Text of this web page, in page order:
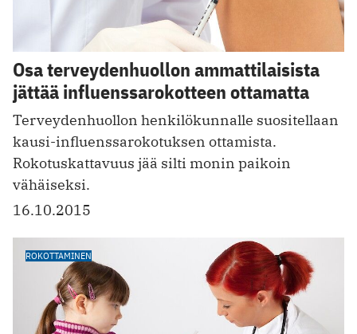
Osa terveydenhuollon ammattilaisista
jättää influenssarokotteen ottamatta
Terveydenhuollon henkilökunnalle suositellaan
kausi-influenssarokotuksen ottamista.
Rokotuskattavuus jää silti monin paikoin
vähäiseksi.
16.10.2015
ROKOTTAMINEN